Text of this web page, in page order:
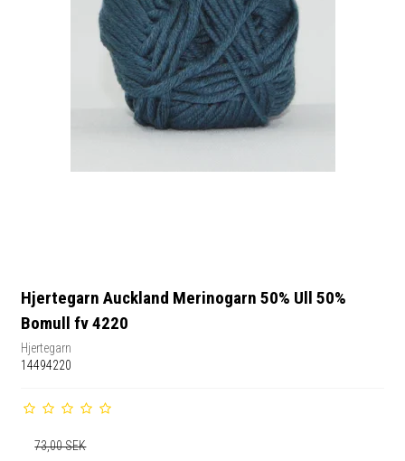
Hjertegarn Auckland Merinogarn 50% Ull 50%
Bomull fv 4220
Hjertegarn
14494220
73,00 SEK